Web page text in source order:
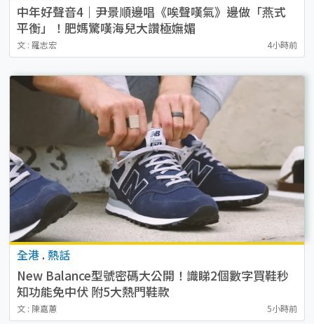
中年好聲音4｜尹景順邊唱《唉聲嘆氣》邊做「燕式
平衡」！肥媽驚嘆海兒大讚極嫵媚
文 : 羅志宏 4小時前
全港 . 熱話
New Balance型號密碼大公開！識睇2個數字買鞋秒
知功能免中伏 附5大熱門鞋款
文 : 陳嘉蕙 5小時前